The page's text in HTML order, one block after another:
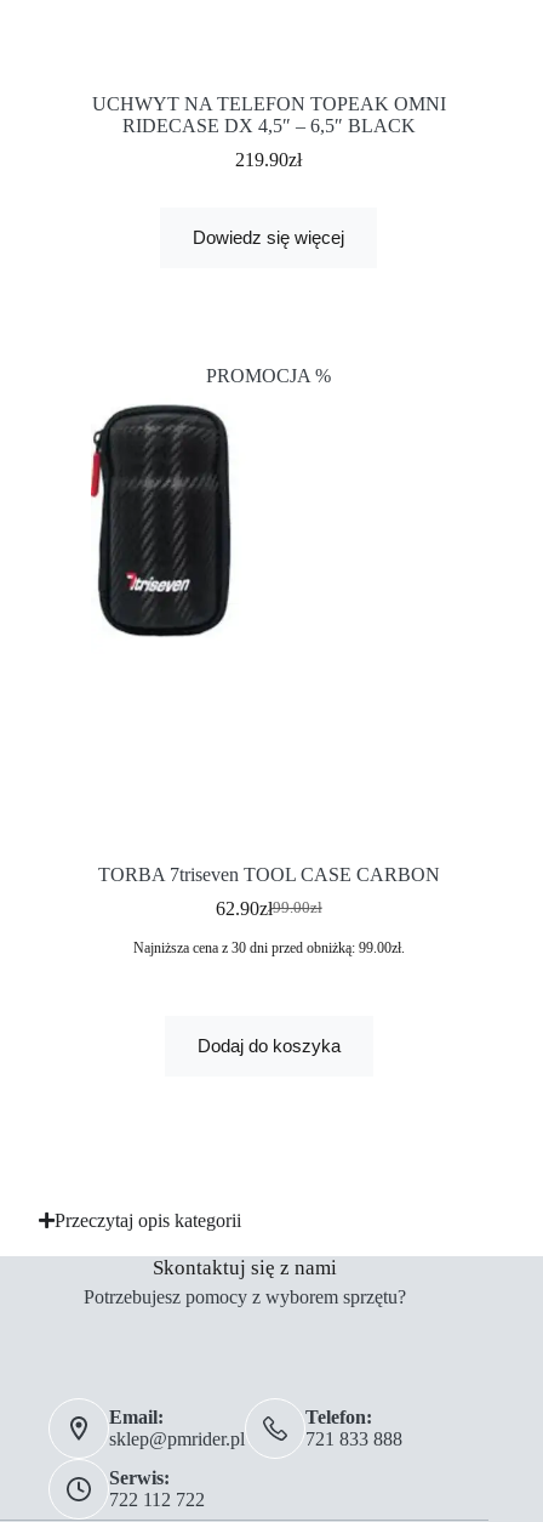
UCHWYT NA TELEFON TOPEAK OMNI
RIDECASE DX 4,5″ – 6,5″ BLACK
219.90zł
Dowiedz się więcej
PROMOCJA %
TORBA 7triseven TOOL CASE CARBON
99.00zł
62.90zł
Najniższa cena z 30 dni przed obniżką: 99.00zł.
Dodaj do koszyka
Przeczytaj opis kategorii
Skontaktuj się z nami
Potrzebujesz pomocy z wyborem sprzętu?
Email:
sklep@pmrider.pl
Telefon:
721 833 888
Serwis:
722 112 722